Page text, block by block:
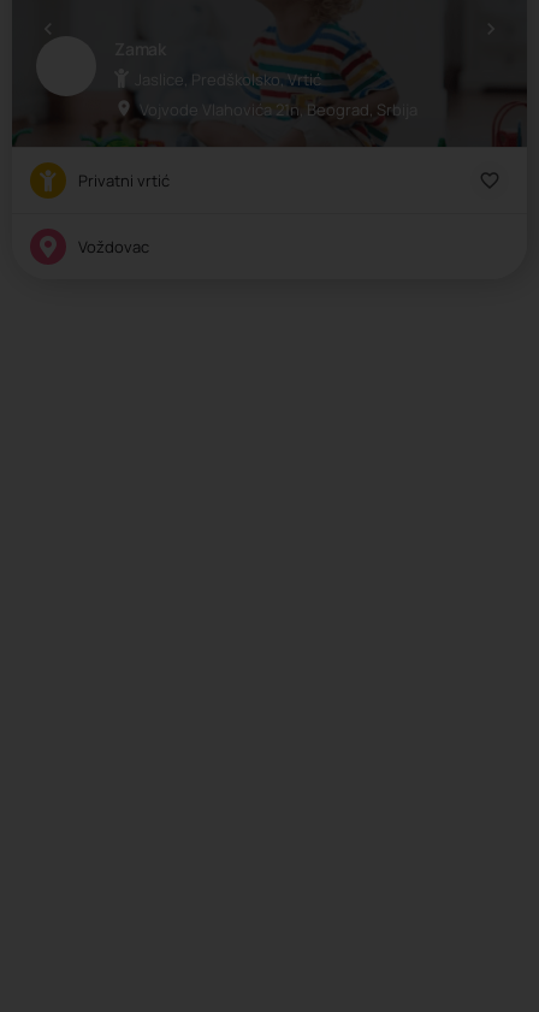
Zamak
Jaslice, Predškolsko, Vrtić
Vojvode Vlahovića 21n, Beograd, Srbija
Privatni vrtić
Voždovac